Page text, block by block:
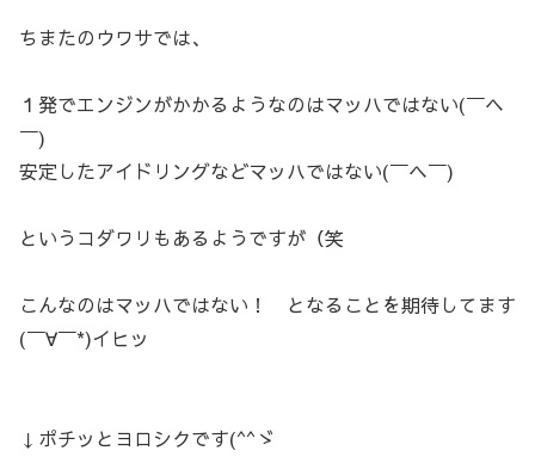
ちまたのウワサでは、
１発でエンジンがかかるようなのはマッハではない(￣ヘ
￣)
安定したアイドリングなどマッハではない(￣ヘ￣)
というコダワリもあるようですが（笑
こんなのはマッハではない！ となることを期待してます
(￣∀￣*)イヒッ
↓ポチッとヨロシクです(^^ゞ